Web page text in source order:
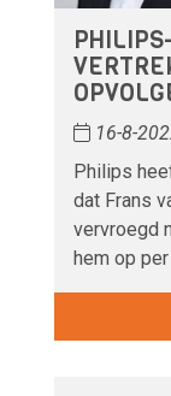
16-8-
Philips
dat Frans
vervroegd
hem op